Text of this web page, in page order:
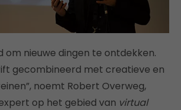
om nieuwe dingen te ontdekken.
gecombineerd met creatieve en
noemt Robert Overweg,
op het gebied van virtual